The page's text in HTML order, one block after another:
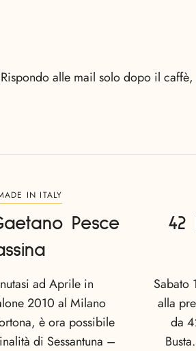
alle mail solo dopo il
IN ITALY
Pesce
ad Aprile in
2010 al Milano
è ora possibile
di Sessantuna –
42
Sabato
alla
da